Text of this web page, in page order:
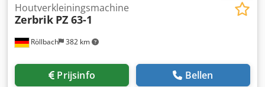
Röllbach 382 km
Houtverkleiningsmachine
Zerbrik PZ 63-1
Prijsinfo Bellen